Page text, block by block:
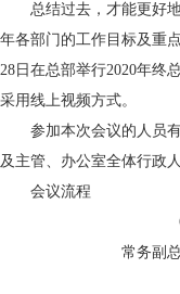
总结过去，才能更好
年各部门的工作目标及重
28日在总部举行2020年终
采用线上视频方式。
参加本次会议的人员
及主管、办公室全体行政
会议流程
常务副